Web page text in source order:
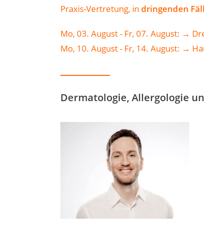
Praxis-Vertretung, in dringenden
Mo, 03. August - Fr, 07. August: →
Mo, 10. August - Fr, 14. August: →
Dermatologie, Allergologie